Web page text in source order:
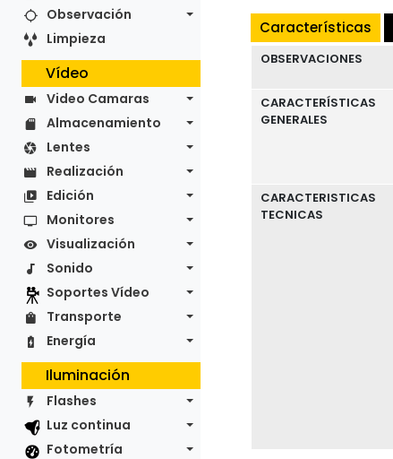
Observación
Limpieza
Vídeo
Video Camaras
Almacenamiento
Lentes
Realización
Edición
Monitores
Visualización
Sonido
Soportes Vídeo
Transporte
Energía
Iluminación
Flashes
Luz continua
Fotometría
Características
OBSERVACIONES
CARACTERÍSTICAS
GENERALES
CARACTERISTICAS
TECNICAS